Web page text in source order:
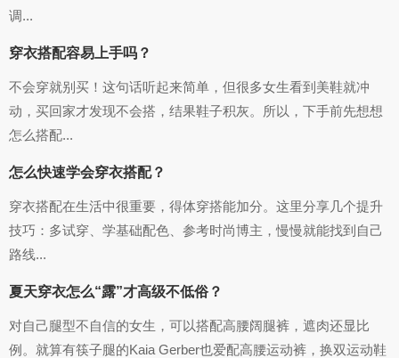
调...
穿衣搭配容易上手吗？
不会穿就别买！这句话听起来简单，但很多女生看到美鞋就冲
动，买回家才发现不会搭，结果鞋子积灰。所以，下手前先想想
怎么搭配...
怎么快速学会穿衣搭配？
穿衣搭配在生活中很重要，得体穿搭能加分。这里分享几个提升
技巧：多试穿、学基础配色、参考时尚博主，慢慢就能找到自己
路线...
夏天穿衣怎么“露”才高级不低俗？
对自己腿型不自信的女生，可以搭配高腰阔腿裤，遮肉还显比
例。就算有筷子腿的Kaia Gerber也爱配高腰运动裤，换双运动鞋